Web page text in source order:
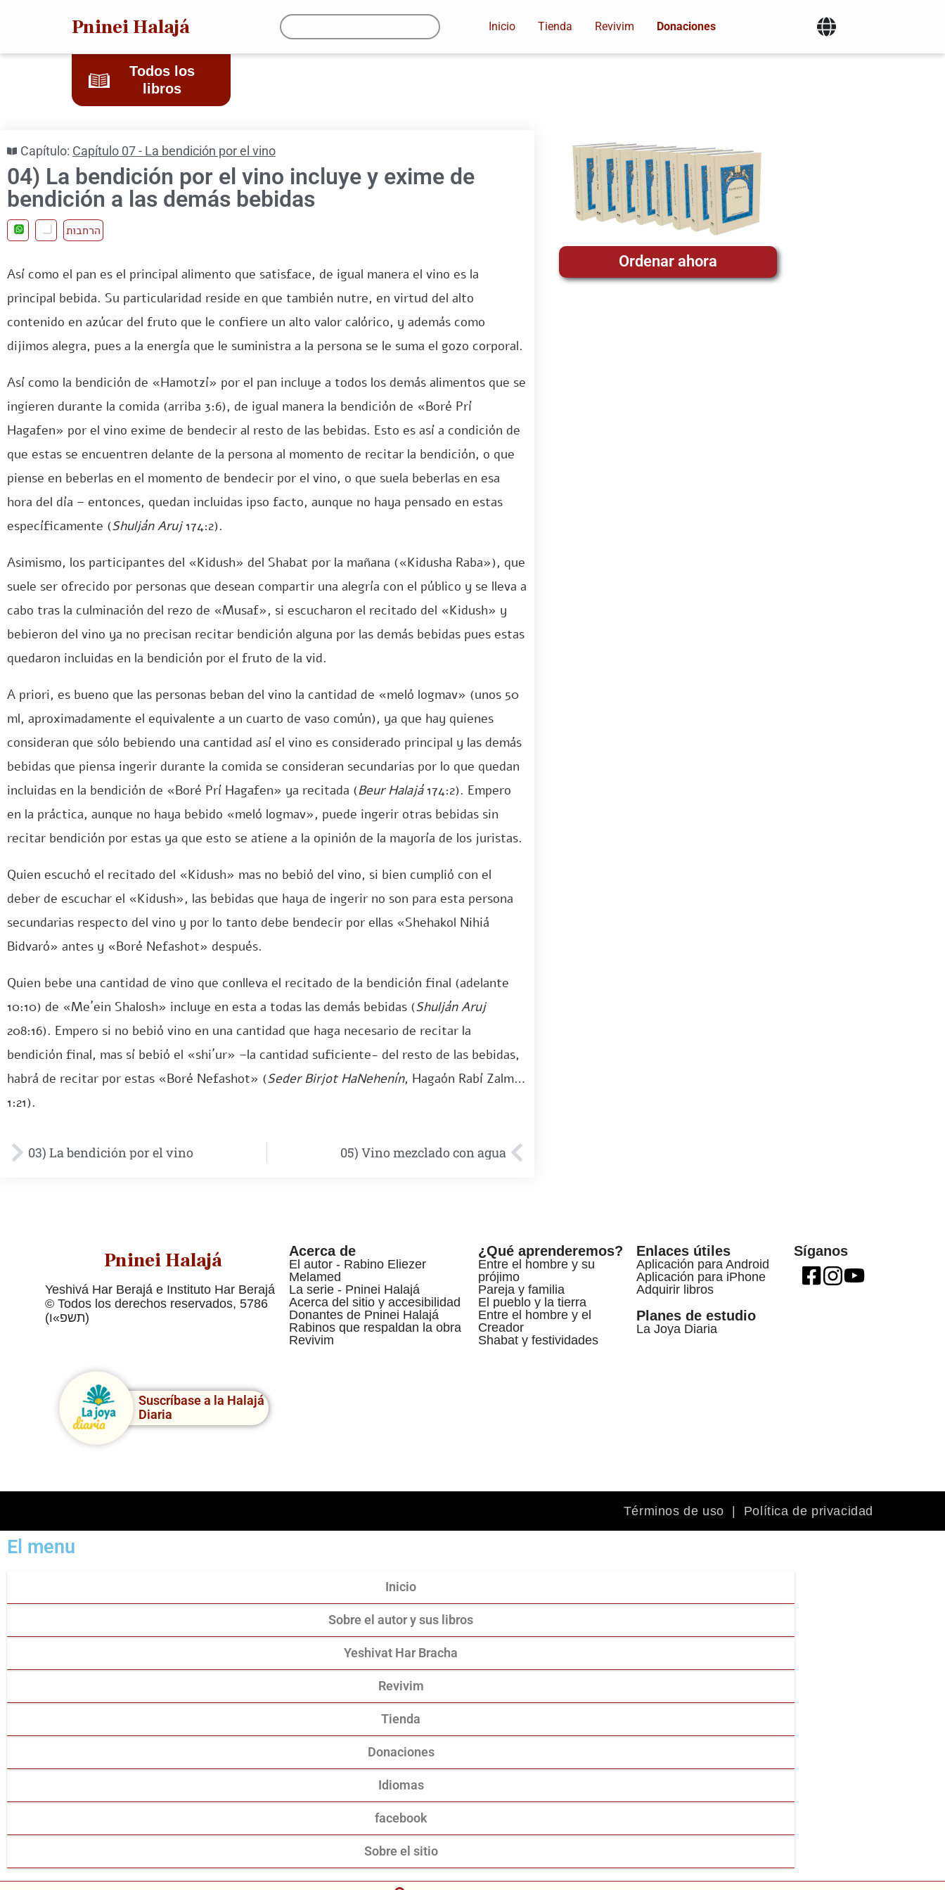
Pninei Halajá Inicio Tienda Revivim Donaciones
Todos los
libros
Capítulo: Capítulo 07 - La bendición por el vino
04) La bendición por el vino incluye y exime de
bendición a las demás bebidas
הרחבות
Así como el pan es el principal alimento que satisface, de igual manera el vino es la
principal bebida. Su particularidad reside en que también nutre, en virtud del alto
contenido en azúcar del fruto que le confiere un alto valor calórico, y además como
dijimos alegra, pues a la energía que le suministra a la persona se le suma el gozo corporal.
Así como la bendición de «Hamotzí» por el pan incluye a todos los demás alimentos que se
ingieren durante la comida (arriba 3:6), de igual manera la bendición de «Boré Prí
Hagafen» por el vino exime de bendecir al resto de las bebidas. Esto es así a condición de
que estas se encuentren delante de la persona al momento de recitar la bendición, o que
piense en beberlas en el momento de bendecir por el vino, o que suela beberlas en esa
hora del día – entonces, quedan incluidas ipso facto, aunque no haya pensado en estas
específicamente (Shulján Aruj174:2).
Asimismo, los participantes del «Kidush» del Shabat por la mañana («Kidusha Raba»), que
suele ser ofrecido por personas que desean compartir una alegría con el público y se lleva a
cabo tras la culminación del rezo de «Musaf», si escucharon el recitado del «Kidush» y
bebieron del vino ya no precisan recitar bendición alguna por las demás bebidas pues estas
quedaron incluidas en la bendición por el fruto de la vid.
A priori, es bueno que las personas beban del vino la cantidad de «meló logmav» (unos 50
ml, aproximadamente el equivalente a un cuarto de vaso común), ya que hay quienes
consideran que sólo bebiendo una cantidad así el vino es considerado principal y las demás
bebidas que piensa ingerir durante la comida se consideran secundarias por lo que quedan
incluidas en la bendición de «Boré Prí Hagafen» ya recitada (Beur Halajá174:2). Empero
en la práctica, aunque no haya bebido «meló logmav», puede ingerir otras bebidas sin
recitar bendición por estas ya que esto se atiene a la opinión de la mayoría de los juristas.
Quien escuchó el recitado del «Kidush» mas no bebió del vino, si bien cumplió con el
deber de escuchar el «Kidush», las bebidas que haya de ingerir no son para esta persona
secundarias respecto del vino y por lo tanto debe bendecir por ellas «Shehakol Nihiá
Bidvaró» antes y «Boré Nefashot» después.
Quien bebe una cantidad de vino que conlleva el recitado de la bendición final (adelante
10:10) de «Me´ein Shalosh» incluye en esta a todas las demás bebidas (Shulján Aruj
208:16). Empero si no bebió vino en una cantidad que haga necesario de recitar la
bendición final, mas sí bebió el «shi´ur» –la cantidad suficiente- del resto de las bebidas,
habrá de recitar por estas «Boré Nefashot» (Seder Birjot HaNehenín, Hagaón Rabí Zalman
1:21).
03) La bendición por el vino 05) Vino mezclado con agua
Ordenar ahora
Pninei Halajá
Yeshivá Har Berajá e Instituto Har Berajá
© Todos los derechos reservados, 5786
(תשפ»ו)
Suscríbase a la Halajá
Diaria
Acerca de
El autor - Rabino Eliezer
Melamed
La serie - Pninei Halajá
Acerca del sitio y accesibilidad
Donantes de Pninei Halajá
Rabinos que respaldan la obra
Revivim
¿Qué aprenderemos?
Entre el hombre y su
prójimo
Pareja y familia
El pueblo y la tierra
Entre el hombre y el
Creador
Shabat y festividades
Enlaces útiles
Aplicación para Android
Aplicación para iPhone
Adquirir libros
Planes de estudio
La Joya Diaria
Síganos
Términos de uso | Política de privacidad
El menu
Inicio
Sobre el autor y sus libros
Yeshivat Har Bracha
Revivim
Tienda
Donaciones
Idiomas
facebook
Sobre el sitio